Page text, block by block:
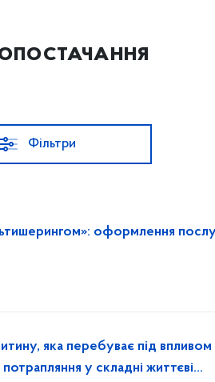
Фільтри
оформлення
яка перебуває під впливом
у складні життєві